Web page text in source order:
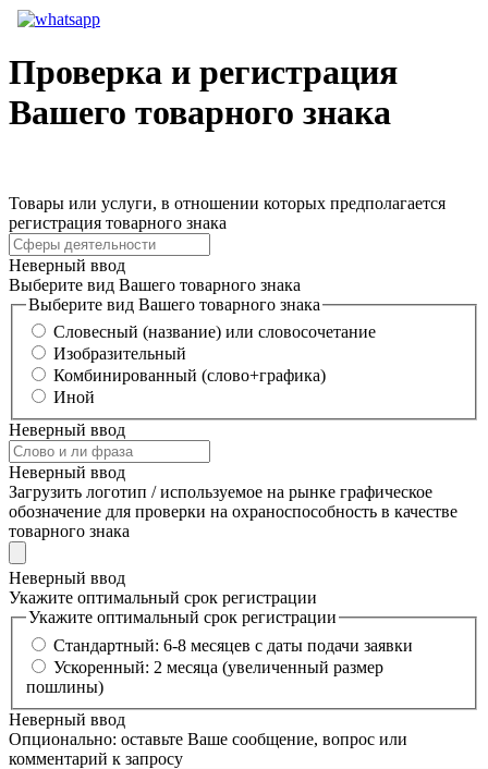
Проверка и регистрация
Вашего товарного знака
Товары или услуги, в отношении которых предполагается
регистрация товарного знака
Неверный ввод
Выберите вид Вашего товарного знака
Выберите вид Вашего товарного знака
Словесный (название) или словосочетание
Изобразительный
Комбинированный (слово+графика)
Иной
Неверный ввод
Неверный ввод
Загрузить логотип / используемое на рынке графическое
обозначение для проверки на охраноспособность в качестве
товарного знака
Неверный ввод
Укажите оптимальный срок регистрации
Укажите оптимальный срок регистрации
Стандартный: 6-8 месяцев с даты подачи заявки
Ускоренный: 2 месяца (увеличенный размер
пошлины)
Неверный ввод
Опционально: оставьте Ваше сообщение, вопрос или
комментарий к запросу